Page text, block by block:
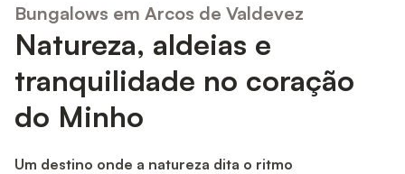
Bungalows em Arcos de Valdevez
Natureza, aldeias e
tranquilidade no coração
do Minho
Um destino onde a natureza dita o ritmo